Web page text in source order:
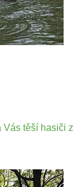
Vás těší hasiči z